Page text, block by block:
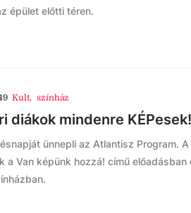
épület előtti téren.
Kult, színház
diákok mindenre KÉPesek!
ünnepli az Atlantisz Program.
a Van képünk hozzá! című